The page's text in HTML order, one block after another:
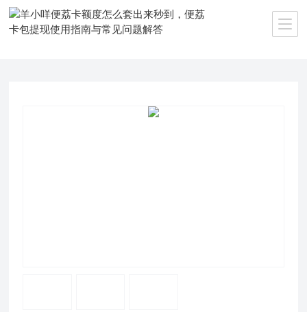
当前位置：